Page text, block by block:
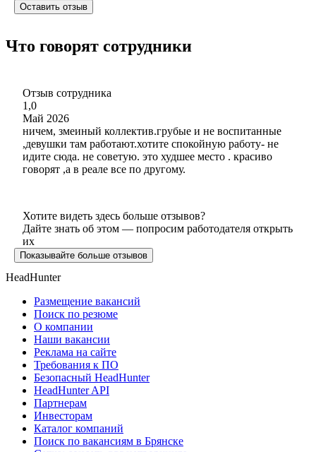
Оставить отзыв
Что говорят сотрудники
Отзыв сотрудника
1,0
Май 2026
ничем, змеиный коллектив.грубые и не воспитанные
,девушки там работают.хотите спокойную работу- не
идите сюда. не советую. это худшее место . красиво
говорят ,а в реале все по другому.
Хотите видеть здесь больше отзывов?
Дайте знать об этом — попросим работодателя открыть
их
Показывайте больше отзывов
HeadHunter
Размещение вакансий
Поиск по резюме
О компании
Наши вакансии
Реклама на сайте
Требования к ПО
Безопасный HeadHunter
HeadHunter API
Партнерам
Инвесторам
Каталог компаний
Поиск по вакансиям в Брянске